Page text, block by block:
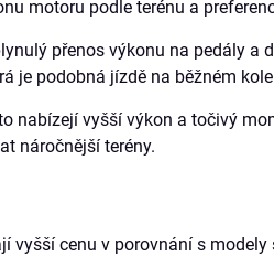
motoru podle terénu a
přenos výkonu na pedály a
je podobná jízdě na běžném
nabízejí vyšší výkon a točivý
náročnější terény.
vyšší cenu v porovnání s